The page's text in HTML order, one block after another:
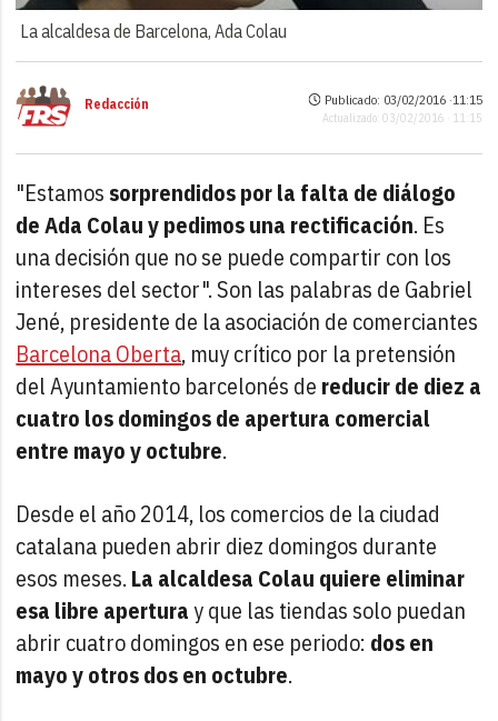
La alcaldesa de Barcelona, Ada Colau
Redacción Publicado: 03/02/2016 ·11:15
Actualizado: 03/02/2016 · 11:15
"Estamos sorprendidos por la falta de diálogo
de Ada Colau y pedimos una rectificación. Es
una decisión que no se puede compartir con los
intereses del sector". Son las palabras de Gabriel
Jené, presidente de la asociación de comerciantes
Barcelona Oberta, muy crítico por la pretensión
del Ayuntamiento barcelonés de reducir de diez a
cuatro los domingos de apertura comercial
entre mayo y octubre.
Desde el año 2014, los comercios de la ciudad
catalana pueden abrir diez domingos durante
esos meses. La alcaldesa Colau quiere eliminar
esa libre aperturay que las tiendas solo puedan
abrir cuatro domingos en ese periodo: dos en
mayo y otros dos en octubre.